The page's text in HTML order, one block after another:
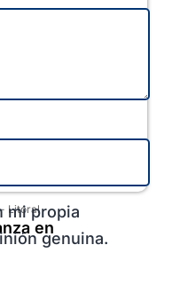
Litoral
en
mi propia
genuina.